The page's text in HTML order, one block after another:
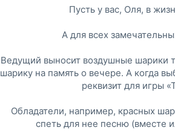
Пусть у вас, Оля, в
А для всех
Ведущий выносит воздушные шарики
шарику на память о вечере. А когда
реквизит для игры
Обладатели, например, красных
спеть для нее песню (вместе